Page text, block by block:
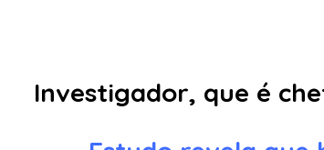
Investigador, que é